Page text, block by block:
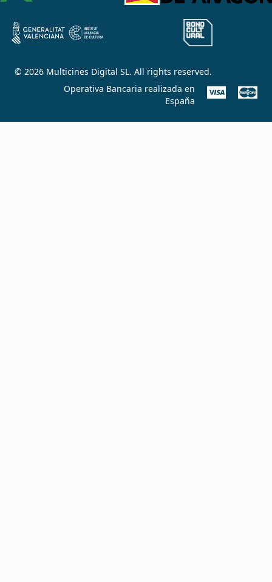
© 2026 Multicines Digital SL. All rights reserved.
Operativa Bancaria realizada en
España